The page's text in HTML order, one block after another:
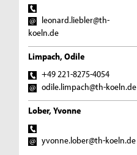
leonard.liebler@th-
koeln.de
Limpach, Odile
+49 221-8275-4054
odile.limpach@th-koeln.de
Lober, Yvonne
yvonne.lober@th-koeln.de